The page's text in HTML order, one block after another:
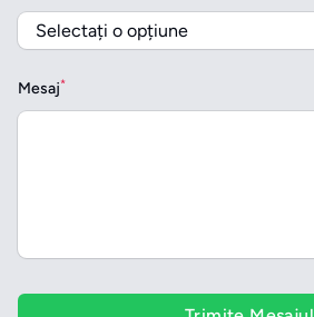
Mesaj*